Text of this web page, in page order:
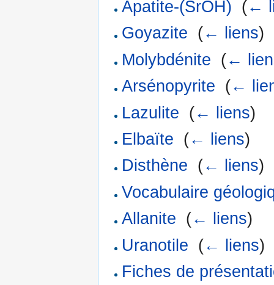
Apatite-(SrOH) (←
Goyazite (← liens)
Molybdénite (←
Arsénopyrite (←
Lazulite (← liens)
Elbaïte (← liens)
Disthène (← liens)
Vocabulaire
Allanite (← liens)
Uranotile (← liens)
Fiches de